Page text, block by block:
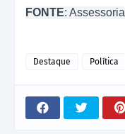
FONTE: Assessoria
Destaque Política